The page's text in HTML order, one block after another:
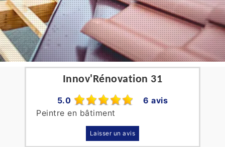
Innov'Rénovation 31
5.0
6 avis
Peintre en bâtiment
Laisser un avis